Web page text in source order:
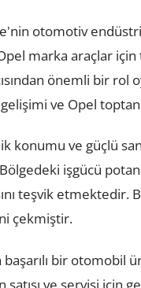
otomotiv
marka araçlar
önemli bir rol
ve Opel
konumu ve güçlü
işgücü
teşvik
çekmiştir.
bir otomobil
ve servisi için